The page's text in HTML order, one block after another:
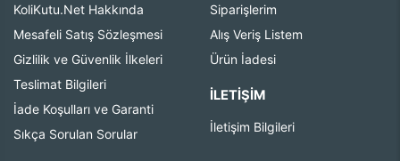
KoliKutu.Net Hakkında
Mesafeli Satış Sözleşmesi
Gizlilik ve Güvenlik İlkeleri
Teslimat Bilgileri
İade Koşulları ve Garanti
Sıkça Sorulan Sorular
Siparişlerim
Alış Veriş Listem
Ürün İadesi
İLETIŞIM
İletişim Bilgileri